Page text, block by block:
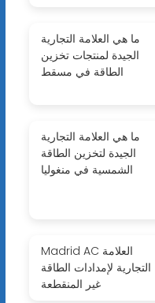
ما هي العلامة التجارية
الجيدة لمنتجات تخزين
الطاقة في مسقط
ما هي العلامة التجارية
الجيدة لتخزين الطاقة
الشمسية في منغوليا
Madrid AC العلامة
التجارية لإمدادات الطاقة
غير المنقطعة